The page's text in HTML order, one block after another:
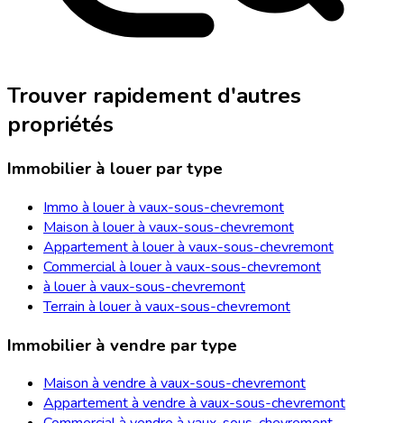
Trouver rapidement d'autres
propriétés
Immobilier à louer par type
Immo à louer à vaux-sous-chevremont
Maison à louer à vaux-sous-chevremont
Appartement à louer à vaux-sous-chevremont
Commercial à louer à vaux-sous-chevremont
à louer à vaux-sous-chevremont
Terrain à louer à vaux-sous-chevremont
Immobilier à vendre par type
Maison à vendre à vaux-sous-chevremont
Appartement à vendre à vaux-sous-chevremont